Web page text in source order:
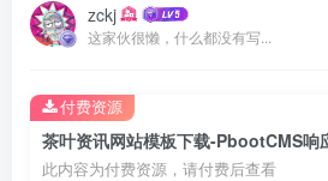
zckj
这家伙很懒，什么都没有写...
此内容为付费资源，请付费后查看
付费资源